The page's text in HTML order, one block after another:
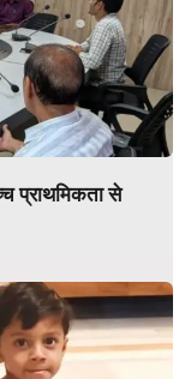
प्राथमिकता से